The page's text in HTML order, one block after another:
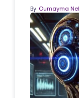
By Oumayma